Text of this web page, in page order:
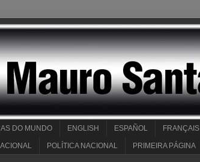
DO MUNDO ENGLISH ESPAÑOL FRANÇAIS
POLÍTICA NACIONAL PRIMEIRA PÁGINA